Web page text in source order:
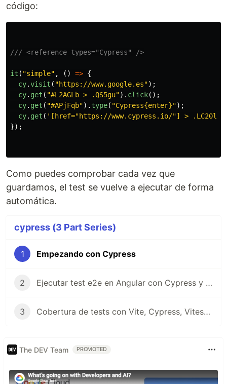
código:
/// <reference types="Cypress" />
it ( "simple" , () => {
cy.visit ( "https://www.google.es");
cy. get ( "#L2AGLb > .QS5gu"). click();
cy. get ( "#APjFqb"). type( "Cypress{enter}");
cy. get ( ' [href="https://www.cypress.io/"] > .LC20lb
});
Como puedes comprobar cada vez que
guardamos, el test se vuelve a ejecutar de forma
automática.
cypress (3 Part Series)
1 Empezando con Cypress
2 Ejecutar test e2e en Angular con Cypress y calcular cobertura
3 Cobertura de tests con Vite, Cypress, Vitest y Docker
The DEV Team PROMOTED